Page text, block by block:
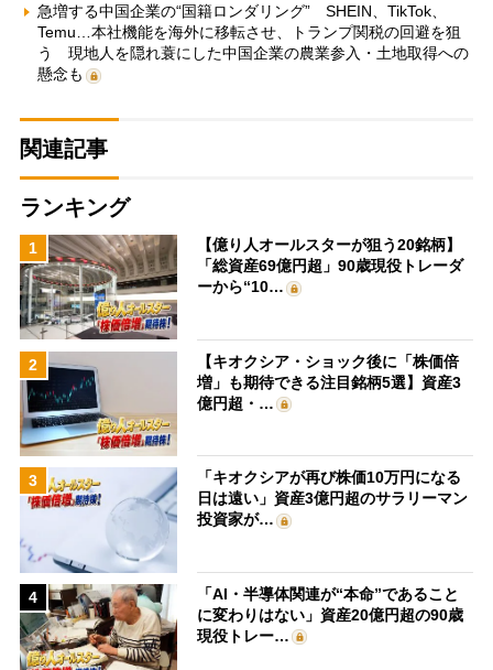
急増する中国企業の“国籍ロンダリング” SHEIN、TikTok、
Temu…本社機能を海外に移転させ、トランプ関税の回避を狙
う 現地人を隠れ蓑にした中国企業の農業参入・土地取得への
懸念も
関連記事
ランキング
1
【億り人オールスターが狙う20銘柄】
「総資産69億円超」90歳現役トレーダ
ーから“10…
2
【キオクシア・ショック後に「株価倍
増」も期待できる注目銘柄5選】資産3
億円超・…
3
「キオクシアが再び株価10万円になる
日は遠い」資産3億円超のサラリーマン
投資家が…
4
「AI・半導体関連が“本命”であること
に変わりはない」資産20億円超の90歳
現役トレー…